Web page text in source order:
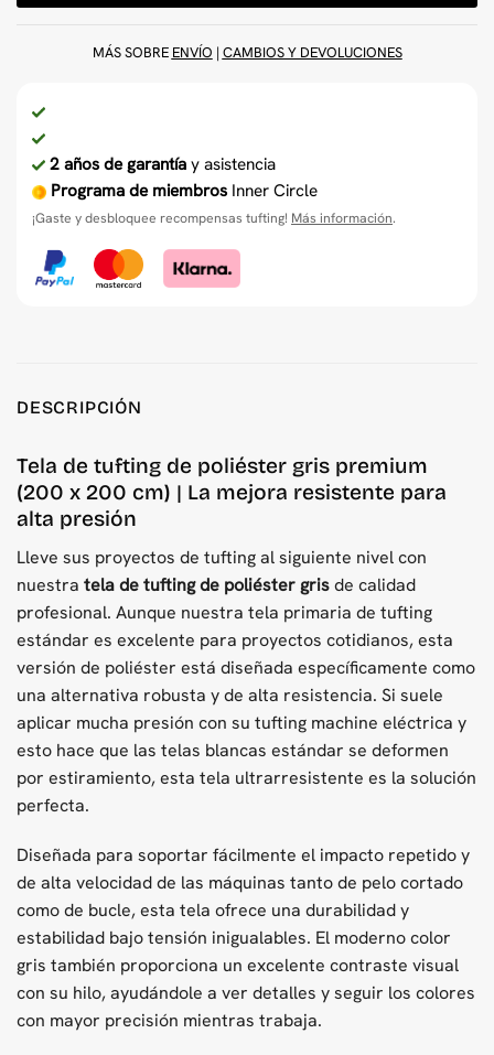
MÁS SOBRE ENVÍO | CAMBIOS Y DEVOLUCIONES
2 años de garantía y asistencia
Programa de miembros Inner Circle
¡Gaste y desbloquee recompensas tufting! Más información.
DESCRIPCIÓN
Tela de tufting de poliéster gris premium
(200 x 200 cm) | La mejora resistente para
alta presión
Lleve sus proyectos de tufting al siguiente nivel con
nuestra tela de tufting de poliéster grisde calidad
profesional. Aunque nuestra tela primaria de tufting
estándar es excelente para proyectos cotidianos, esta
versión de poliéster está diseñada específicamente como
una alternativa robusta y de alta resistencia. Si suele
aplicar mucha presión con su tufting machine eléctrica y
esto hace que las telas blancas estándar se deformen
por estiramiento, esta tela ultrarresistente es la solución
perfecta.
Diseñada para soportar fácilmente el impacto repetido y
de alta velocidad de las máquinas tanto de pelo cortado
como de bucle, esta tela ofrece una durabilidad y
estabilidad bajo tensión inigualables. El moderno color
gris también proporciona un excelente contraste visual
con su hilo, ayudándole a ver detalles y seguir los colores
con mayor precisión mientras trabaja.